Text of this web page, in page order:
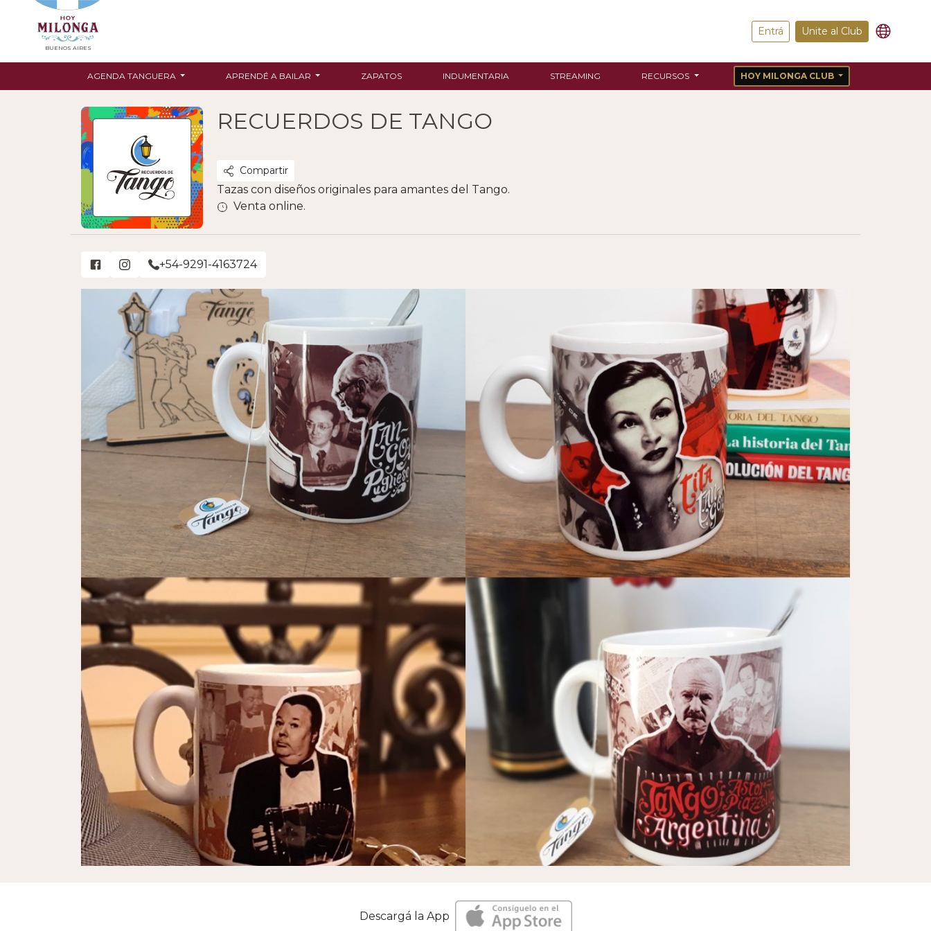
BUENOS AIRES
Entrá Unite al Club
AGENDA TANGUERA APRENDÉ A BAILAR ZAPATOS INDUMENTARIA STREAMING RECURSOS HOY MILONGA CLUB
RECUERDOS DE TANGO
Compartir
Tazas con diseños originales para amantes del Tango.
Venta online.
+54-9291-4163724
Descargá la App